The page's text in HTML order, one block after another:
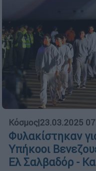
Κόσμος|23.03.2025
Φυλακίστηκαν
Υπήκοοι
Ελ Σαλβαδόρ -